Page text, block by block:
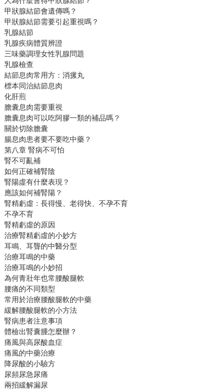
甲狀腺結節會遺傳嗎？
甲狀腺結節需要引起重視嗎？
乳腺結節
乳腺疾病體質辨證
三味藥調理女性乳腺問題
乳腺檢查
結節息肉常用方：消瘰丸
標本同治結節息肉
化肝煎
膽囊息肉需要重視
膽囊息肉可以吃阿膠一類的補品嗎？
關於切除膽囊
腸息肉患者要不要吃中藥？
第八章 腎病不可怕
腎不可亂補
如何正確補腎陰
腎陽虛有什麼表現？
應該如何補腎陽？
腎精虧虛：長得慢、老得快、不孕不育
不孕不育
腎精虧虛的原因
治療腎精虧虛的小妙方
耳鳴、耳聾的中醫分型
治療耳鳴的中藥
治療耳鳴的小妙招
為何青壯年也常腰酸腿軟
腰痛的不同類型
常用於治療腰酸腿軟的中藥
緩解腰酸腿軟的小方法
腎病患者注意事項
體檢出腎囊腫怎麼辦？
痛風與高尿酸血症
痛風的中藥治療
降尿酸的小驗方
尿頻尿急尿痛
兩招緩解漏尿